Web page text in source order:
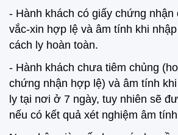
- Hành khách có giấy chứng nhận
vắc-xin hợp lệ và âm tính khi
cách ly hoàn toàn.
- Hành khách chưa tiêm chủng
chứng nhận hợp lệ) và âm tính
ly tại nơi ở 7 ngày, tuy nhiên sẽ
nếu có kết quả xét nghiệm âm